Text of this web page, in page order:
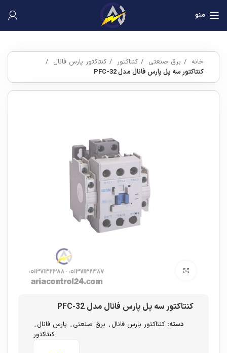
منو
خانه برق صنعتی کنتاکتور
کنتاکتور پارس فانال
کنتاکتور سه پل پارس فانال مدل PFC-32
کنتاکتور سه پل پارس فانال مدل PFC-32
دسته: کنتاکتور پارس فانال , برق صنعتی , پارس فانال ,
کنتاکتور